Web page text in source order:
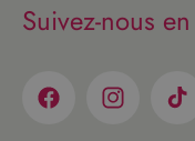
Suivez-nous
FacebookInstagram